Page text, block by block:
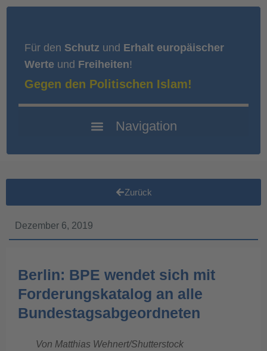
Für den Schutz und Erhalt europäischer
Werte und Freiheiten!
Gegen den Politischen Islam!
Zurück
Dezember 6, 2019
Berlin: BPE wendet sich mit
Forderungskatalog an alle
Bundestagsabgeordneten
Von Matthias Wehnert/Shutterstock